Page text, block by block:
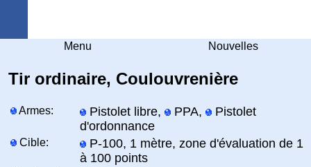
Menu Nouvelles
Tir ordinaire, Coulouvrenière
Armes: Pistolet libre, PPA,
Pistolet
d'ordonnance
Cible:
P-100, 1 mètre, zone d'évaluation de 1
à 100 points